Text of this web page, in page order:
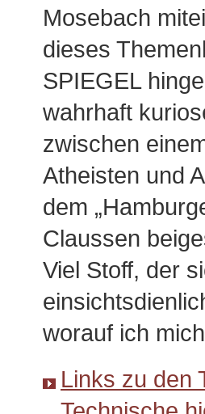
Mosebach
dieses
SPIEGEL
wahrhaft
zwischen
Atheisten und
dem
Claussen
Viel Stoff, der
worauf ich
Links zu den